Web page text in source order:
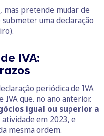
mas pretende mudar de
uma declaração
IVA:
periódica de IVA
IVA que, no ano anterior,
igual ou superior a
atividade em 2023, e
mesma ordem.